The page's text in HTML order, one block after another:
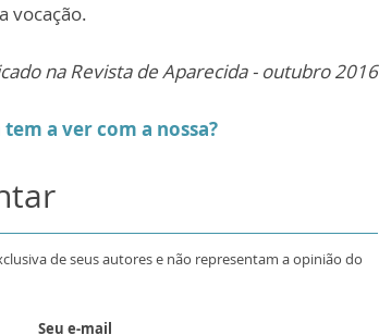
vocação.
na Revista de Aparecida - outubro 2016
a ver com a nossa?
de seus autores e não representam a opinião do
Seu e-mail